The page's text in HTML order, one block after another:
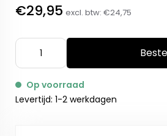
€29,95 excl. btw: €24,75
Op voorraad
Levertijd: 1-2 werkdagen